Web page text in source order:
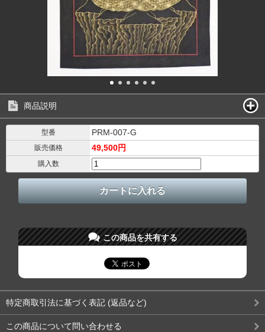
商品説明
型番 PRM-007-G
販売価格 49,500円
購入数
この商品を共有する
特定商取引法に基づく表記 (返品など)
この商品について問い合わせる